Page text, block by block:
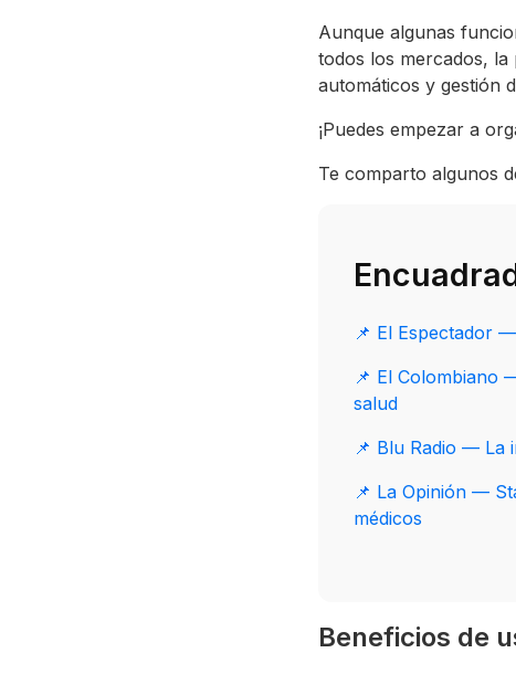
Aunque algunas
todos los mercados,
automáticos y gestión
¡Puedes empezar a
Te comparto algunos
📌 El Espectador
📌 El Colombiano
salud
📌 Blu Radio — La
📌 La Opinión —
médicos
Beneficios de